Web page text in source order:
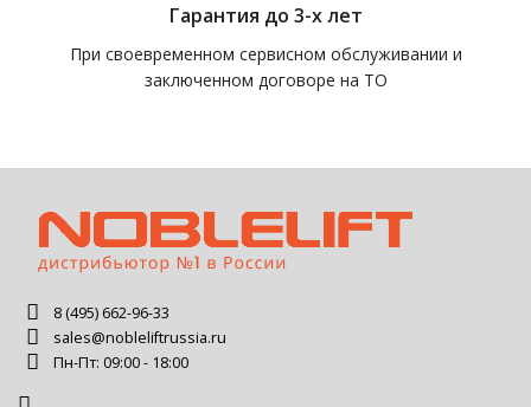
Гарантия до 3-х лет
При своевременном сервисном обслуживании и
заключенном договоре на ТО
8 (495) 662-96-33
sales@nobleliftrussia.ru
Пн-Пт: 09:00 - 18:00